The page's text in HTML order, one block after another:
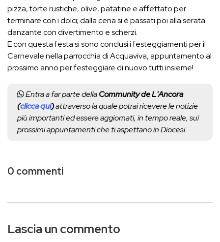
pizza, torte rustiche, olive, patatine e affettato per
terminare con i dolci; dalla cena si è passati poi alla serata
danzante con divertimento e scherzi.
E con questa festa si sono conclusi i festeggiamenti per il
Carnevale nella parrocchia di Acquaviva, appuntamento al
prossimo anno per festeggiare di nuovo tutti insieme!
Entra a far parte dellaCommunity de L'Ancora
(clicca qui)attraverso la quale potrai ricevere le notizie
più importanti ed essere aggiornati, in tempo reale, sui
prossimi appuntamenti che ti aspettano in Diocesi.
0 commenti
Lascia un commento